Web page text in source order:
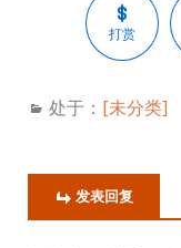
打赏
处于： [未分类]
发表回复